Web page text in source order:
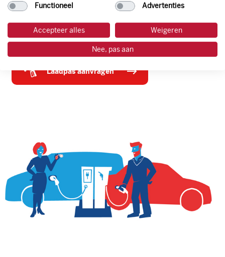
van de laagste prijs.
tankpas aanvragen
laadpas aanvragen
Functioneel Advertenties
Accepteer alles Weigeren
Nee, pas aan